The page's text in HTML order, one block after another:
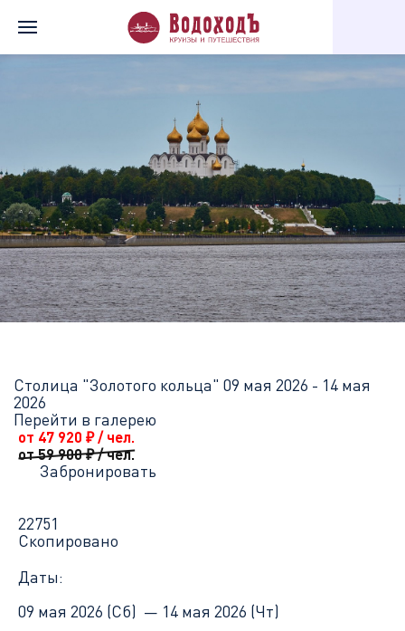
Столица "Золотого кольца" 09 мая 2026 - 14 мая
2026
Перейти в галерею
от 47 920 ₽/ чел.
от 59 900₽/ чел.
Забронировать
22751
Скопировано
Даты:
09 мая 2026 (Сб) — 14 мая 2026 (Чт)